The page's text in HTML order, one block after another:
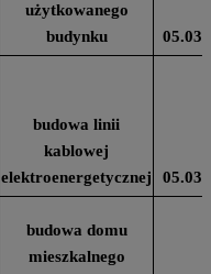
użytkowanego
budynku
budowa linii
kablowej
elektroenergetycznej
budowa domu
mieszkalnego